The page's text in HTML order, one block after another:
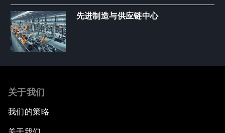
先进制造与供应链中心
关于我们
我们的策略